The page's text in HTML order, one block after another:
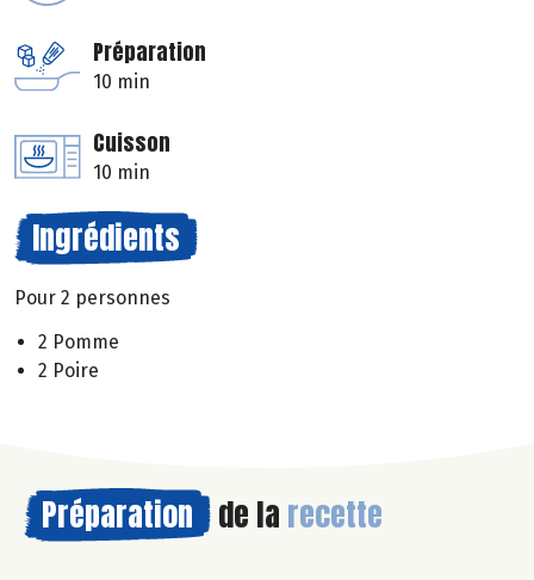
Préparation
10 min
Cuisson
10 min
Ingrédients
Pour 2 personnes
2 Pomme
2 Poire
Préparation de la recette